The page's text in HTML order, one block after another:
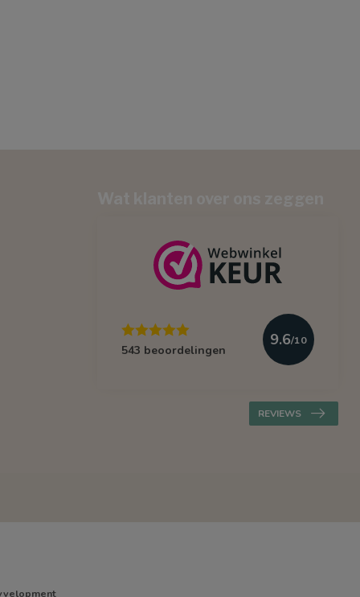
543 beoordelingen
9.6/10
REVIEWS